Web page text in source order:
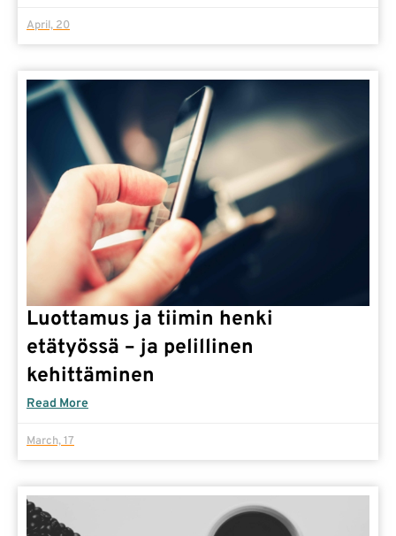
April, 20
Luottamus ja tiimin henki
etätyössä – ja pelillinen
kehittäminen
Read More
March, 17